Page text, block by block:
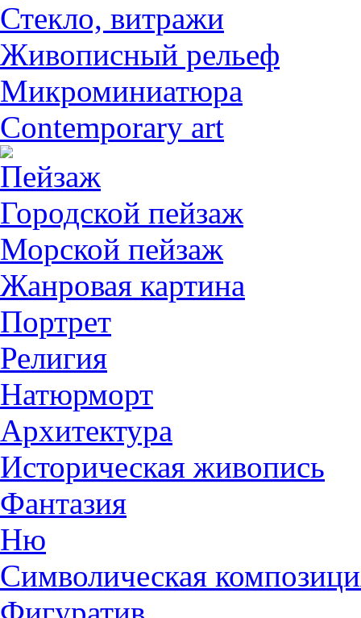
Стекло, витражи
Живописный рельеф
Микроминиатюра
Contemporary art
Пейзаж
Городской пейзаж
Морской пейзаж
Жанровая картина
Портрет
Религия
Натюрморт
Архитектура
Историческая живопись
Фантазия
Ню
Символическая